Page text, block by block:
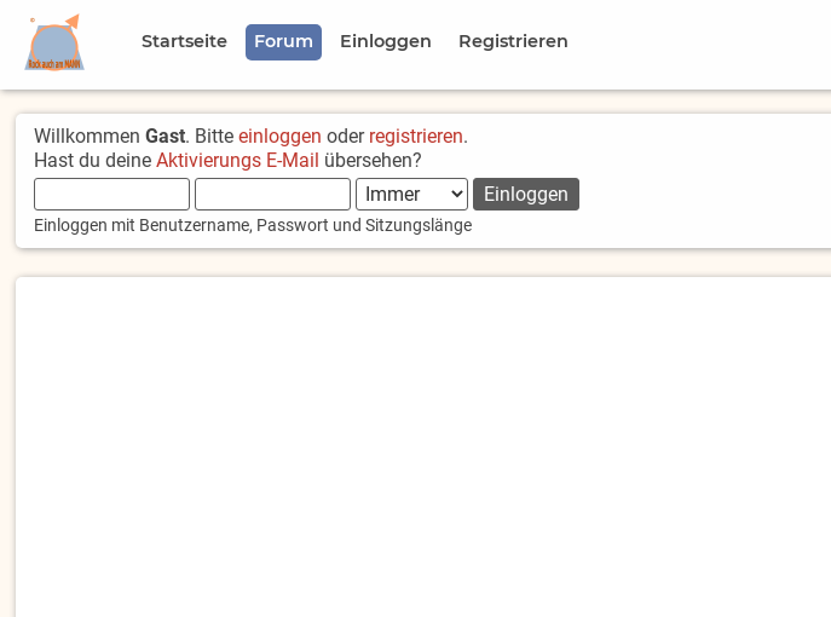
Startseite Forum Einloggen Registrieren
WillkommenGast. Bitteeinloggen oder registrieren.
Hast du deineAktivierungs E-Mail übersehen?
Einloggen mit Benutzername, Passwort und Sitzungslänge